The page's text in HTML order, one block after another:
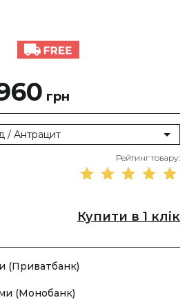
грн
/ Антрацит
Рейтинг товару:
Купити в 1 клік
(Приватбанк)
(Монобанк)